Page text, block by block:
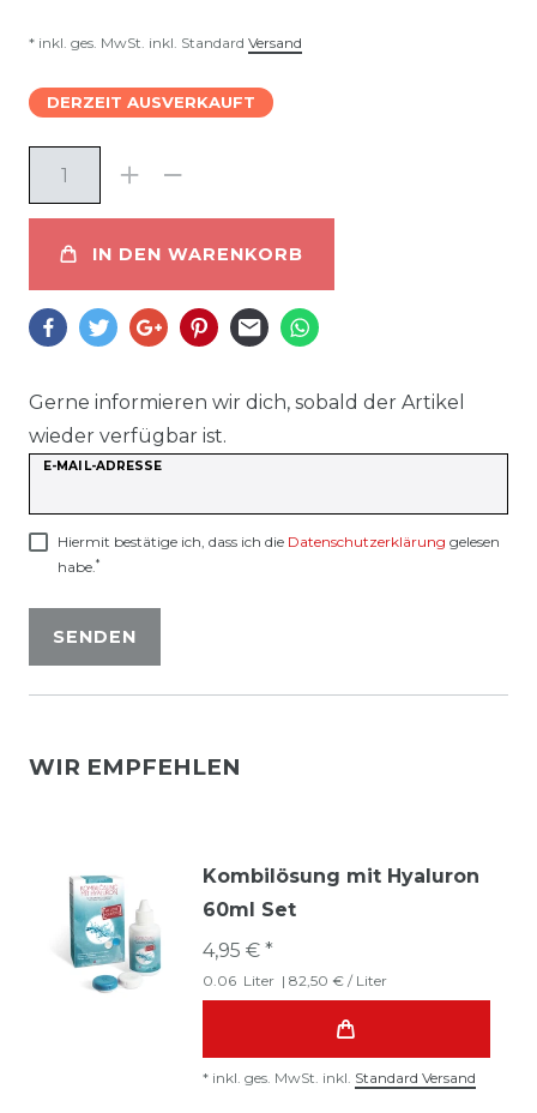
* inkl. ges. MwSt. inkl. Standard Versand
DERZEIT AUSVERKAUFT
IN DEN WARENKORB
Gerne informieren wir dich, sobald der Artikel
wieder verfügbar ist.
E-MAIL-ADRESSE
Hiermit bestätige ich, dass ich die Daten­schutz­erklärung gelesen
habe.*
SENDEN
WIR EMPFEHLEN
Kombilösung mit Hyaluron
60ml Set
4,95 € *
0.06 Liter | 82,50 € / Liter
* inkl. ges. MwSt. inkl. Standard Versand